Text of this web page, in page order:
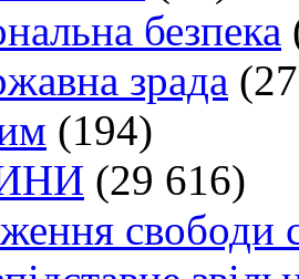
безпека
зрада
(194)
(29 616)
свободи